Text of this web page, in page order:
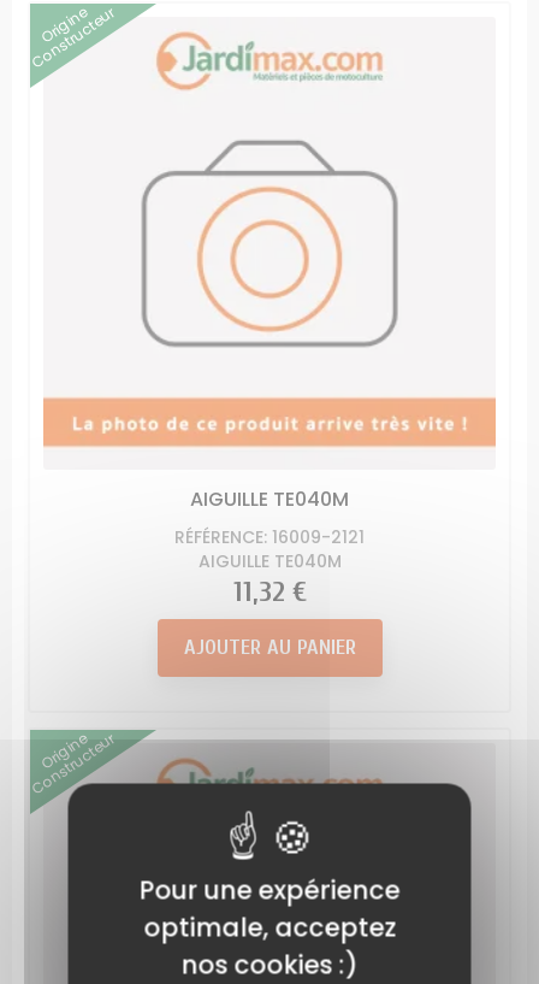
Origine
Constructeur
AIGUILLE TE040M
RÉFÉRENCE: 16009-2121
AIGUILLE TE040M
Prix
11,32 €
AJOUTER AU PANIER
Origine
Constructeur
Pour une expérience
optimale, acceptez
nos cookies :)